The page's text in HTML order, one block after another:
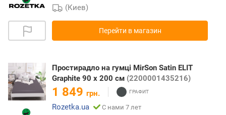
(Киев)
Перейти в магазин
Простирадло на гумці MirSon Satin ELIT
Graphite 90 х 200 см (2200001435216)
1 849 грн.
Rozetka.ua
С нами 7 лет